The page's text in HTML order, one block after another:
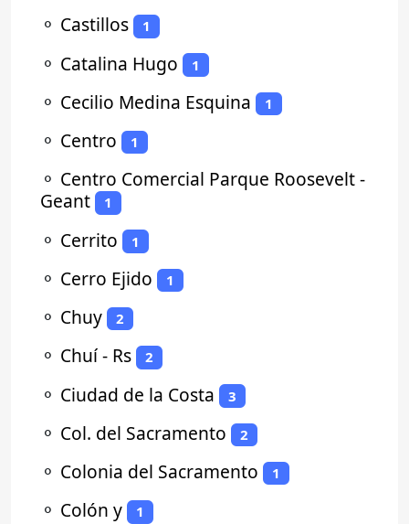
⚬ Castillos 1
⚬ Catalina Hugo 1
⚬ Cecilio Medina Esquina 1
⚬ Centro 1
⚬ Centro Comercial Parque Roosevelt -
Geant
1
⚬ Cerrito 1
⚬ Cerro Ejido 1
⚬ Chuy 2
⚬ Chuí - Rs 2
⚬ Ciudad de la Costa 3
⚬ Col. del Sacramento 2
⚬ Colonia del Sacramento 1
⚬ Colón y 1